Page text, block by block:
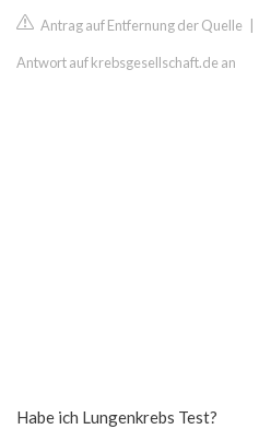
Antrag auf Entfernung der Quelle
Antwort auf krebsgesellschaft.de an
Habe ich Lungenkrebs Test?